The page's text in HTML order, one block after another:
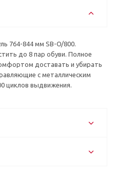
764-844 мм SB-O/800.
до 8 пар обуви. Полное
доставать и убирать
с металлическим
циклов выдвижения.